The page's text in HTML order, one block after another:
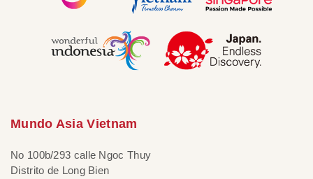
Mundo Asia Vietnam
No 100b/293 calle Ngoc Thuy
Distrito de Long Bien